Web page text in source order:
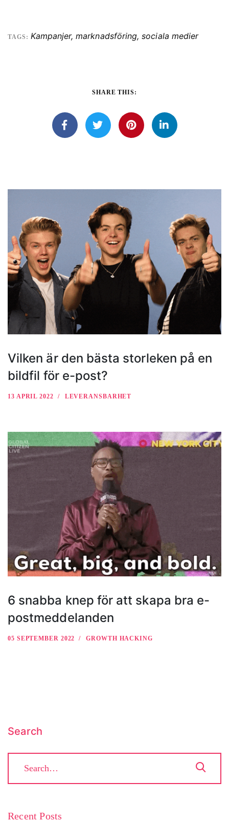
TAGS: Kampanjer,marknadsföring,sociala medier
SHARE THIS:
Vilken är den bästa storleken på en
bildfil för e-post?
13 APRIL 2022 LEVERANSBARHET
6 snabba knep för att skapa bra e-
postmeddelanden
05 SEPTEMBER 2022 GROWTH HACKING
Search
Recent Posts